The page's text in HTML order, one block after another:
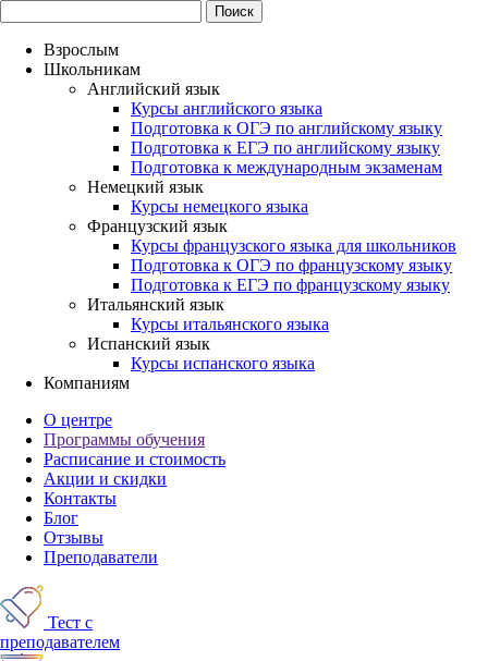
Взрослым
Школьникам
Английский язык
Курсы английского языка
Подготовка к ОГЭ по английскому языку
Подготовка к ЕГЭ по английскому языку
Подготовка к международным экзаменам
Немецкий язык
Курсы немецкого языка
Французский язык
Курсы французского языка для школьников
Подготовка к ОГЭ по французскому языку
Подготовка к ЕГЭ по французскому языку
Итальянский язык
Курсы итальянского языка
Испанский язык
Курсы испанского языка
Компаниям
О центре
Программы обучения
Расписание и стоимость
Акции и скидки
Контакты
Блог
Отзывы
Преподаватели
Тест с
преподавателем